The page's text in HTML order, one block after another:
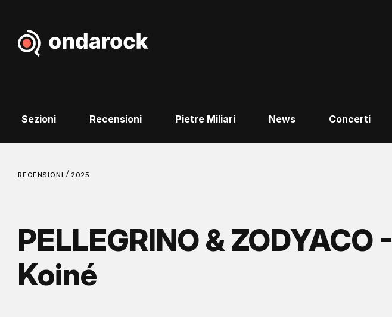
Sezioni Recensioni Pietre Miliari News Concerti
RECENSIONI / 2025
PELLEGRINO & ZODYACO -
Koiné